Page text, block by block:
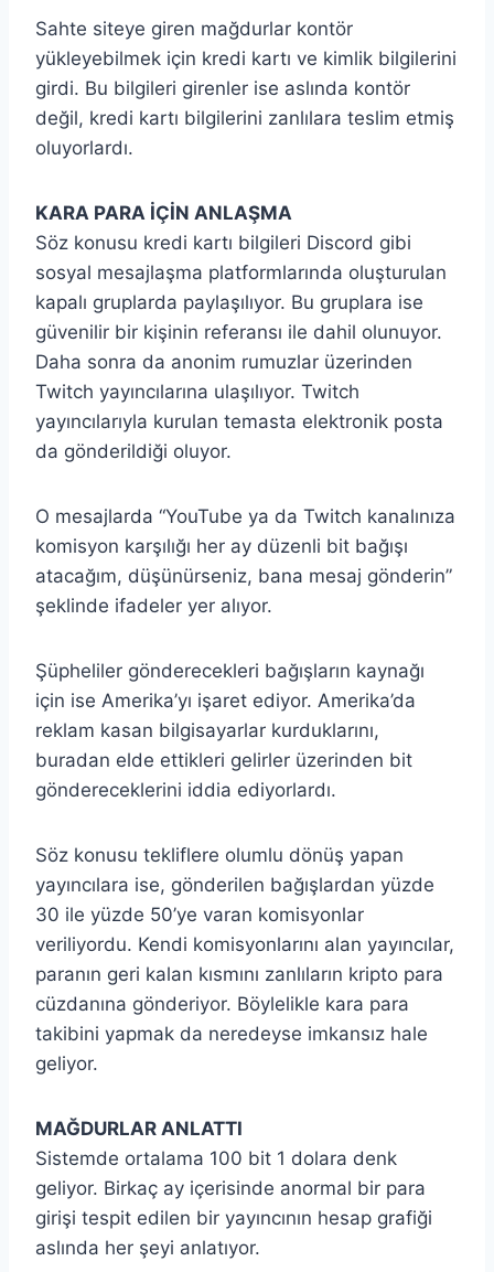
Sahte siteye giren mağdurlar kontör
yükleyebilmek için kredi kartı ve kimlik bilgilerini
girdi. Bu bilgileri girenler ise aslında kontör
değil, kredi kartı bilgilerini zanlılara teslim etmiş
oluyorlardı.
KARA PARA İÇİN ANLAŞMA
Söz konusu kredi kartı bilgileri Discord gibi
sosyal mesajlaşma platformlarında oluşturulan
kapalı gruplarda paylaşılıyor. Bu gruplara ise
güvenilir bir kişinin referansı ile dahil olunuyor.
Daha sonra da anonim rumuzlar üzerinden
Twitch yayıncılarına ulaşılıyor. Twitch
yayıncılarıyla kurulan temasta elektronik posta
da gönderildiği oluyor.
O mesajlarda “YouTube ya da Twitch kanalınıza
komisyon karşılığı her ay düzenli bit bağışı
atacağım, düşünürseniz, bana mesaj gönderin”
şeklinde ifadeler yer alıyor.
Şüpheliler gönderecekleri bağışların kaynağı
için ise Amerika’yı işaret ediyor. Amerika’da
reklam kasan bilgisayarlar kurduklarını,
buradan elde ettikleri gelirler üzerinden bit
göndereceklerini iddia ediyorlardı.
Söz konusu tekliflere olumlu dönüş yapan
yayıncılara ise, gönderilen bağışlardan yüzde
30 ile yüzde 50’ye varan komisyonlar
veriliyordu. Kendi komisyonlarını alan yayıncılar,
paranın geri kalan kısmını zanlıların kripto para
cüzdanına gönderiyor. Böylelikle kara para
takibini yapmak da neredeyse imkansız hale
geliyor.
MAĞDURLAR ANLATTI
Sistemde ortalama 100 bit 1 dolara denk
geliyor. Birkaç ay içerisinde anormal bir para
girişi tespit edilen bir yayıncının hesap grafiği
aslında her şeyi anlatıyor.